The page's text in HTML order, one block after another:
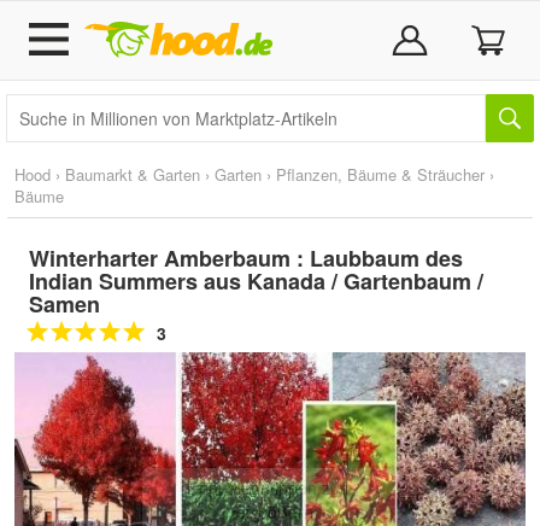
Hood › Baumarkt & Garten › Garten › Pflanzen, Bäume & Sträucher ›
Bäume
Winterharter Amberbaum : Laubbaum des
Indian Summers aus Kanada / Gartenbaum /
Samen
3
Doppelt antippen zum
vergrößern